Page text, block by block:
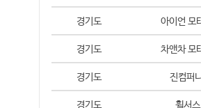
경기도 아이언 모
경기도 차앤차 모
경기도 진컴퍼
경기도 휠서스